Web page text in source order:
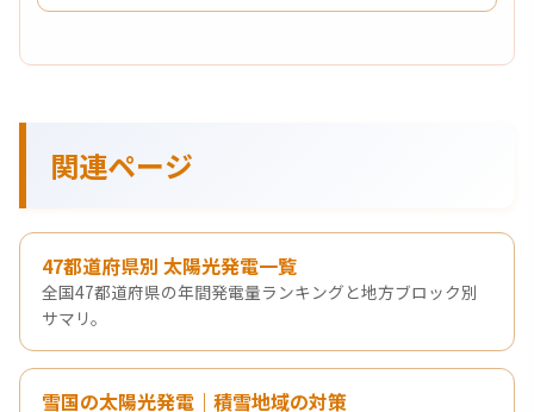
関連ページ
47都道府県別 太陽光発電一覧
全国47都道府県の年間発電量ランキングと地方ブロック別
サマリ。
雪国の太陽光発電｜積雪地域の対策